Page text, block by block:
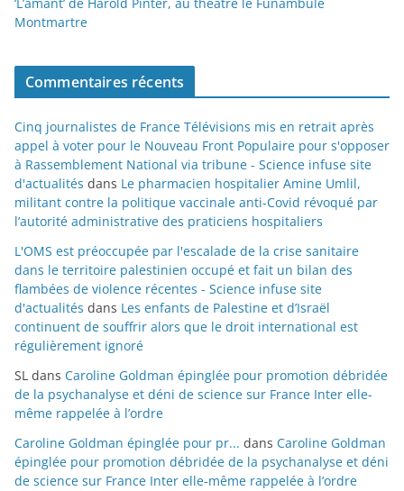
Montmartre
Commentaires récents
Cinq journalistes de France Télévisions mis en retrait après
appel à voter pour le Nouveau Front Populaire pour s'opposer
à Rassemblement National via tribune - Science infuse site
d'actualités dans Le pharmacien hospitalier Amine Umlil,
militant contre la politique vaccinale anti-Covid révoqué par
l’autorité administrative des praticiens hospitaliers
L'OMS est préoccupée par l'escalade de la crise sanitaire
dans le territoire palestinien occupé et fait un bilan des
flambées de violence récentes - Science infuse site
d'actualités dans Les enfants de Palestine et d’Israël
continuent de souffrir alors que le droit international est
régulièrement ignoré
SL dans Caroline Goldman épinglée pour promotion débridée
de la psychanalyse et déni de science sur France Inter elle-
même rappelée à l’ordre
Caroline Goldman épinglée pour pr... dans Caroline Goldman
épinglée pour promotion débridée de la psychanalyse et déni
de science sur France Inter elle-même rappelée à l’ordre